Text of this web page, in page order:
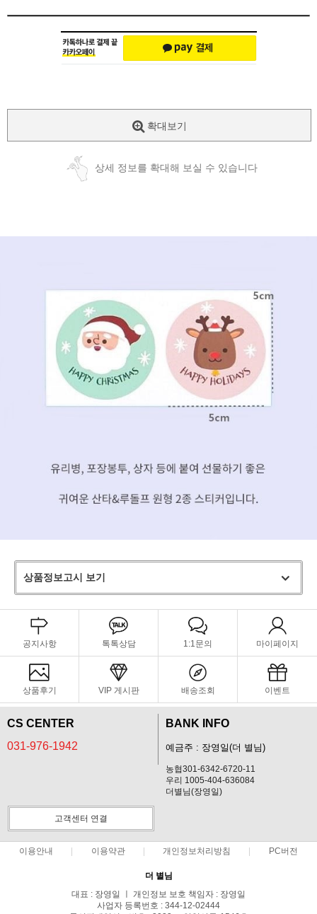
확대보기
상세 정보를 확대해 보실 수 있습니다
상품정보고시 보기
공지사항 톡톡상담 1:1문의 마이페이지
상품후기 VIP 게시판 배송조회 이벤트
CS CENTER
031-976-1942
BANK INFO
예금주 : 장영일(더 별님)
농협301-6342-6720-11
우리 1005-404-636084
더별님(장영일)
고객센터 연결
이용안내 이용약관 개인정보처리방침 PC버전
더 별님
대표 : 장영일 ㅣ 개인정보 보호 책임자 : 장영일
사업자 등록번호 : 344-12-02444